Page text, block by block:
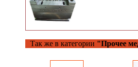
Так же в категории "Прочее